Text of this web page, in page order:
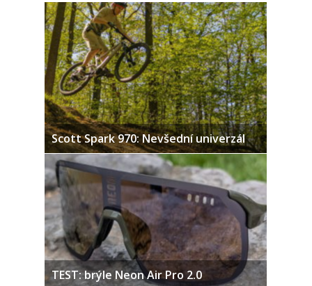
Scott Spark 970: Nevšední univerzál
TEST: brýle Neon Air Pro 2.0